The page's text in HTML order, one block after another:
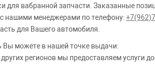
вабранной запчасти. Заказанные
нашими менеджерами по телефону:
для Вашего автомобиля.
Вы можете в нашей точке выдачи:
других регионов мы предоставляем услуги